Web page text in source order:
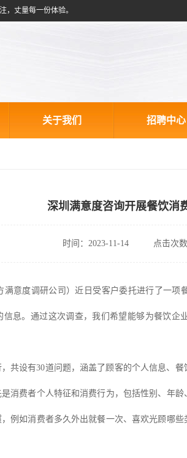
，丈量每一份体验。
关于我们 招聘中心
深圳满意度咨询开展餐饮消
时间：2023-11-14 点击次
满意度调研公司）近日受客户委托进行了一项
息。通过这次调查，我们希望能够为餐饮企
共设有30道问题，涵盖了顾客的个人信息、
消费者个人特征和消费行为，包括性别、年
例如消费者多久外出就餐一次、喜欢光顾哪